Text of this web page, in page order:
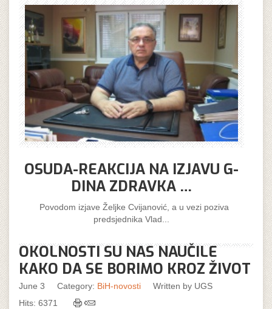
OSUDA-REAKCIJA NA IZJAVU G-
DINA ZDRAVKA …
Povodom izjave Željke Cvijanović, a u vezi poziva
predsjednika Vlad...
OKOLNOSTI SU NAS NAUČILE
KAKO DA SE BORIMO KROZ ŽIVOT
June 3 Category: BiH-novosti Written by UGS
Hits: 6371